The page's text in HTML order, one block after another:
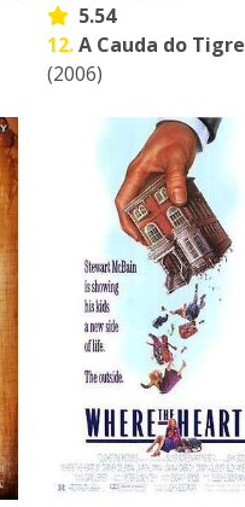
5.54
12.A Cauda do Tigre
(2006)